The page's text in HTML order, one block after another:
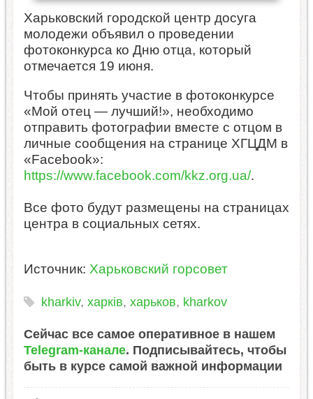
Харьковский городской центр досуга
молодежи объявил о проведении
фотоконкурса ко Дню отца, который
отмечается 19 июня.
Чтобы принять участие в фотоконкурсе
«Мой отец — лучший!», необходимо
отправить фотографии вместе с отцом в
личные сообщения на странице ХГЦДМ в
«Facebook»:
https://www.facebook.com/kkz.org.ua/.
Все фото будут размещены на страницах
центра в социальных сетях.
Источник: Харьковский горсовет
kharkiv, харків, харьков, kharkov
Сейчас все самое оперативное в нашем
Telegram-канале. Подписывайтесь, чтобы
быть в курсе самой важной информации